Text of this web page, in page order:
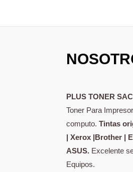
PLUS TONER
Toner Para
computo. Tintas
| Xerox |Brother |
ASUS. Excelente
Equipos.